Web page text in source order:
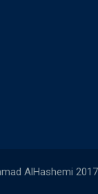
AlHashemi